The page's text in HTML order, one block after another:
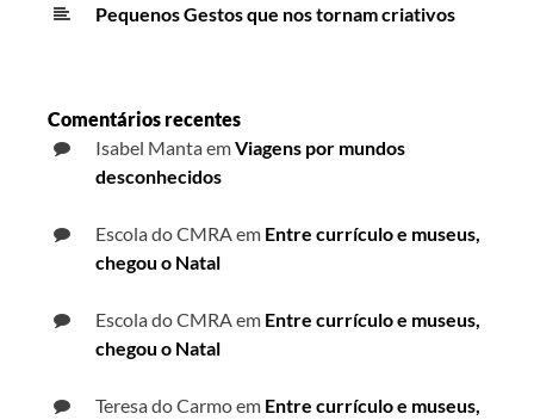
Pequenos Gestos que nos tornam criativos
Comentários recentes
Isabel MantaemViagens por mundos
desconhecidos
Escola do CMRA em Entre currículo e museus,
chegou o Natal
Escola do CMRA em Entre currículo e museus,
chegou o Natal
Teresa do Carmoem Entre currículo e museus,